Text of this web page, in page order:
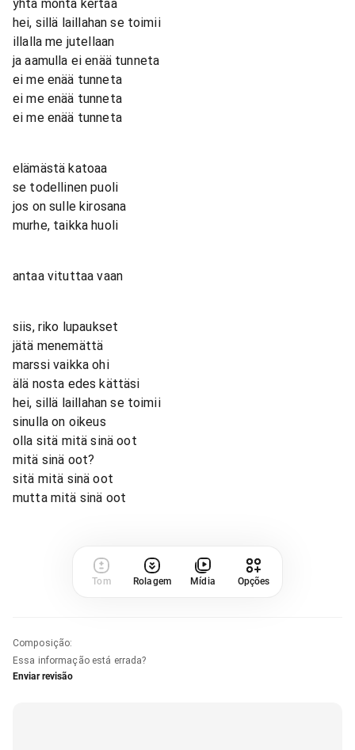
yhtä monta kertaa
hei, sillä laillahan se toimii
illalla me jutellaan
ja aamulla ei enää tunneta
ei me enää tunneta
ei me enää tunneta
ei me enää tunneta
elämästä katoaa
se todellinen puoli
jos on sulle kirosana
murhe, taikka huoli
antaa vituttaa vaan
siis, riko lupaukset
jätä menemättä
marssi vaikka ohi
älä nosta edes kättäsi
hei, sillä laillahan se toimii
sinulla on oikeus
olla sitä mitä sinä oot
mitä sinä oot?
sitä mitä sinä oot
mutta mitä sinä oot
Tom Rolagem Mídia Opções
Composição:
Essa informação está errada?
Enviar revisão